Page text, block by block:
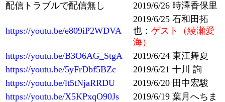
配信トラブルで配信無し
2019/6/26 時澤香保里
https://youtu.be/e809iP2WDVA
2019/6/25 石和田拓
也： ゲスト（綾瀬愛
海）
https://youtu.be/B3O6AG_StgA
2019/6/24 東江舞夏
https://youtu.be/5yFrDbf5BZc
2019/6/21 十川 詢
https://youtu.be/lt5tNjaRRDU
2019/6/20 田中宏駿
https://youtu.be/X5KPxqO90Js
2019/6/19 葉月へちま